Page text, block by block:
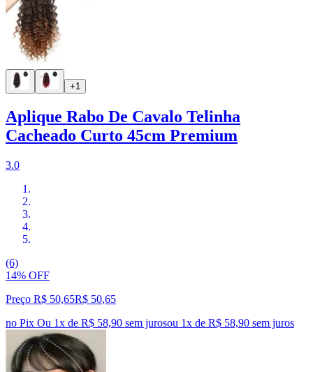
+1
Aplique Rabo De Cavalo Telinha
Cacheado Curto 45cm Premium
3.0
(6)
14% OFF
Preço R$ 50,65R$ 50,65
no Pix Ou 1x de R$ 58,90 sem jurosou 1x de R$ 58,90 sem juros